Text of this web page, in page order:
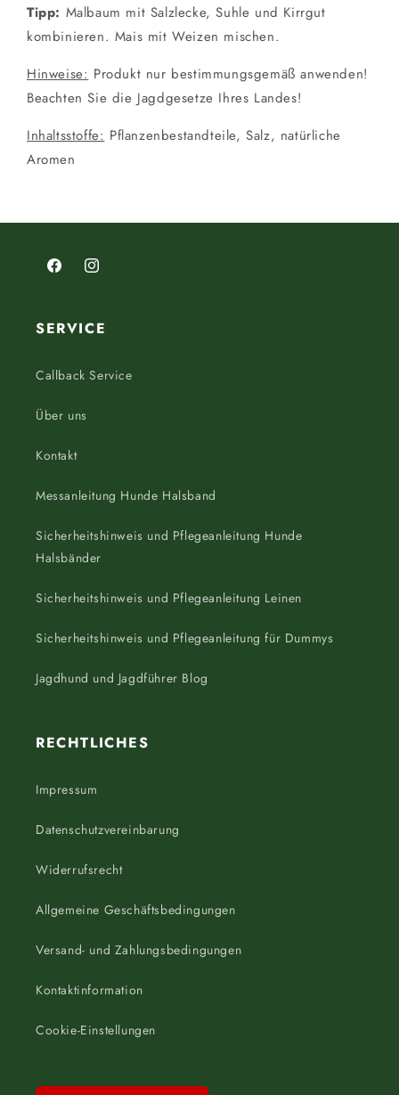
Tipp: Malbaum mit Salzlecke, Suhle und Kirrgut
kombinieren. Mais mit Weizen mischen.
Hinweise: Produkt nur bestimmungsgemäß anwenden!
Beachten Sie die Jagdgesetze Ihres Landes!
Inhaltsstoffe: Pflanzenbestandteile, Salz, natürliche
Aromen
FacebookInstagram
SERVICE
Callback Service
Über uns
Kontakt
Messanleitung Hunde Halsband
Sicherheitshinweis und Pflegeanleitung Hunde
Halsbänder
Sicherheitshinweis und Pflegeanleitung Leinen
Sicherheitshinweis und Pflegeanleitung für Dummys
Jagdhund und Jagdführer Blog
RECHTLICHES
Impressum
Datenschutzvereinbarung
Widerrufsrecht
Allgemeine Geschäftsbedingungen
Versand- und Zahlungsbedingungen
Kontaktinformation
Cookie-Einstellungen